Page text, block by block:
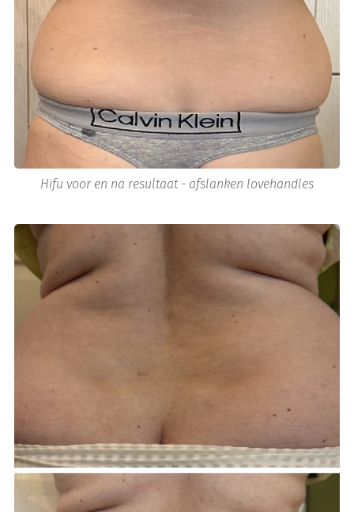
Hifu voor en na resultaat - afslanken lovehandles